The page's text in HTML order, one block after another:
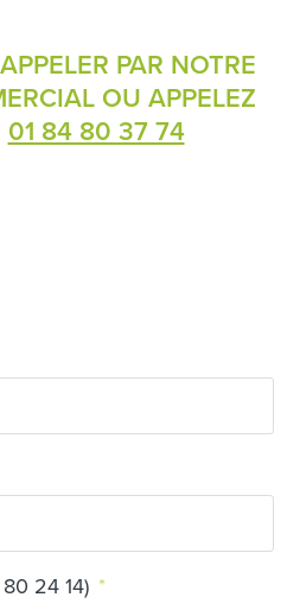
PAR NOTRE
OU APPELEZ
01 84 80 37 74
24 14) *